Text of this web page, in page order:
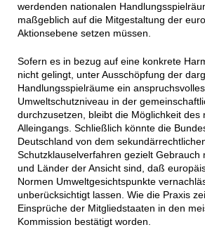
werdenden nationalen
maßgeblich auf die Mitgestaltung der
Aktionsebene setzen müssen.
Sofern es in bezug auf eine konkrete
nicht gelingt, unter Ausschöpfung der
Handlungsspielräume ein anspruchsvolles
Umweltschutzniveau in der
durchzusetzen, bleibt die Möglichkeit des
Alleingangs. Schließlich könnte die
Deutschland von dem
Schutzklauselverfahren gezielt Gebrauch
und Länder der Ansicht sind, daß
Normen Umweltgesichtspunkte
unberücksichtigt lassen. Wie die Praxis
Einsprüche der Mitgliedstaaten in den
Kommission bestätigt worden.